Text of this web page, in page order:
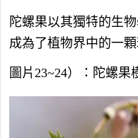
陀螺果以其獨特的生
成為了植物界中的一顆
圖片23~24）：陀螺果